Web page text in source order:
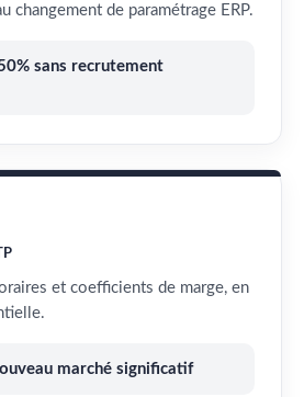
changement de paramétrage ERP.
sans recrutement
et coefficients de marge, en
marché significatif